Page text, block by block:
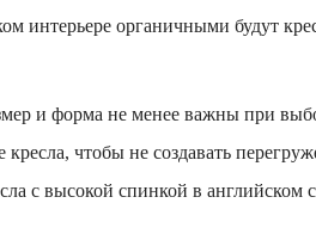
интерьере органичными будут
и форма не менее важны при
чтобы не создавать
с высокой спинкой в английском